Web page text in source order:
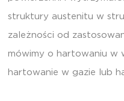
struktury austenitu w
zależności od
mówimy o hartowaniu w
hartowanie w gazie lub